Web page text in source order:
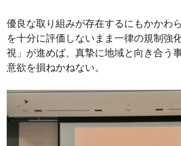
優良な取り組みが存在するにもかかわ
を十分に評価しないまま一律の規制強
視」が進めば、真摯に地域と向き合う
意欲を損ねかねない。